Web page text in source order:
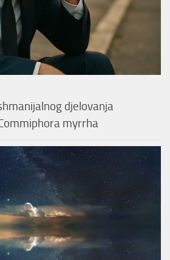
djelovanja
myrrha